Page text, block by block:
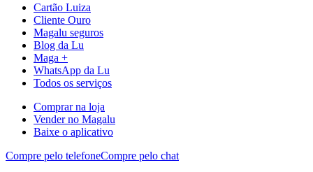
Cartão Luiza
Cliente Ouro
Magalu seguros
Blog da Lu
Maga +
WhatsApp da Lu
Todos os serviços
Comprar na loja
Vender no Magalu
Baixe o aplicativo
Compre pelo telefoneCompre pelo chat